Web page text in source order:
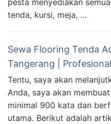
pesta menyediakan
tenda, kursi, meja, …
Sewa Flooring Tenda
Tangerang | Profesional
Tentu, saya akan
Anda, saya akan
minimal 900 kata dan
utama. Berikut adalah